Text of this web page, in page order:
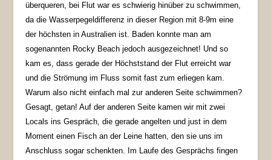
überqueren, bei Flut war es schwierig hinüber zu schwimmen,
da die Wasserpegeldifferenz in dieser Region mit 8-9m eine
der höchsten in Australien ist. Baden konnte man am
sogenannten Rocky Beach jedoch ausgezeichnet! Und so
kam es, dass gerade der Höchststand der Flut erreicht war
und die Strömung im Fluss somit fast zum erliegen kam.
Warum also nicht einfach mal zur anderen Seite schwimmen?
Gesagt, getan! Auf der anderen Seite kamen wir mit zwei
Locals ins Gespräch, die gerade angelten und just in dem
Moment einen Fisch an der Leine hatten, den sie uns im
Anschluss sogar schenkten. Im Laufe des Gesprächs fingen